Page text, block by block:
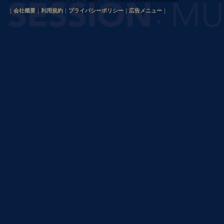
｜ 会社概要 ｜ 利用規約 ｜ プライバシーポリシー ｜ 広告メニュー ｜